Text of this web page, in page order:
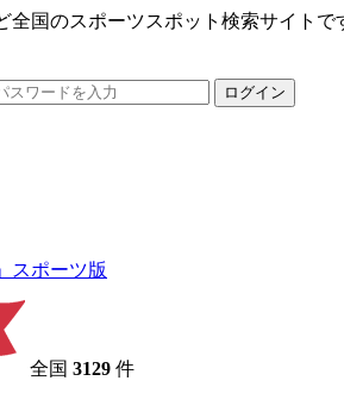
全国のスポーツスポット検索サイトで
ログイン
全国 3129 件